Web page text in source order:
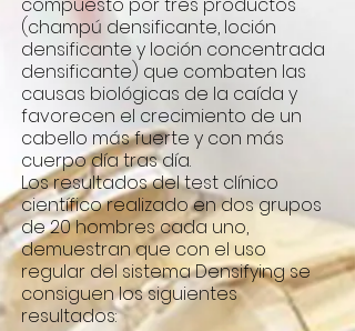
compuesto por tres productos
(champú densificante, loción
densificante y loción concentrada
densificante) que combaten las
causas biológicas de la caída y
favorecen el crecimiento de un
cabello más fuerte y con más
cuerpo día tras día.
Los resultados del test clínico
científico realizado en dos grupos
de 20 hombres cada uno,
demuestran que con el uso
regular del sistema Densifying se
consiguen los siguientes
resultados: